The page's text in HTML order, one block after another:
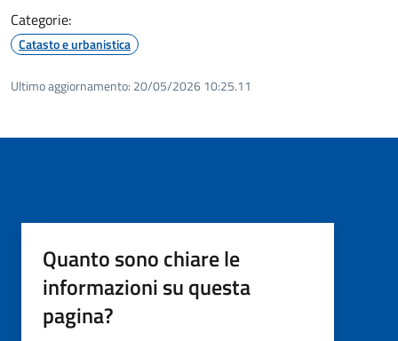
Categorie:
Catasto e urbanistica
Ultimo aggiornamento: 20/05/2026 10:25.11
Quanto sono chiare le
informazioni su questa
pagina?